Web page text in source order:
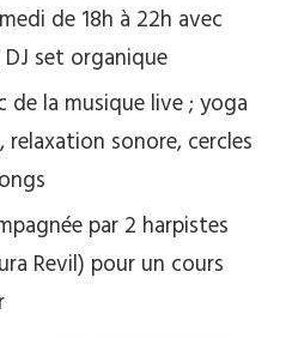
de 18h à 22h avec
set organique
de la musique live ; yoga
sonore, cercles
par 2 harpistes
Revil) pour un cours